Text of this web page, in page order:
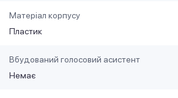
Матеріал корпусу
Пластик
Вбудований голосовий асистент
Немає